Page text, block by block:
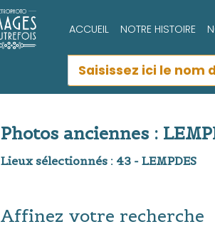
ACCUEIL NOTRE HISTOIRE
Photos anciennes :
Lieux sélectionnés : 43 - LEMPDES
Affinez votre recherche